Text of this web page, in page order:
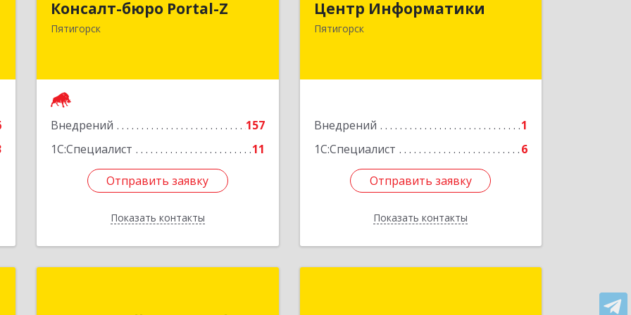
Консалт-бюро Portal-Z
Пятигорск
Внедрений
157
1С:Специалист
11
Отправить заявку
Показать контакты
357502, Ставропольский край,
Пятигорск г, Козлова ул, дом № 24/4
Отправить заявку
Назад
Центр Информатики
Пятигорск
Внедрений
1
1С:Специалист
6
Отправить заявку
Показать контакты
357500, Ставропольский край,
Пятигорск г, Московская ул, дом № 84
Отправить заявку
Назад